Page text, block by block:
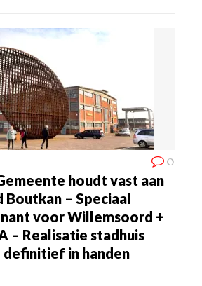
0
houdt vast aan
Boutkan – Speciaal
voor Willemsoord +
– Realisatie stadhuis
in handen